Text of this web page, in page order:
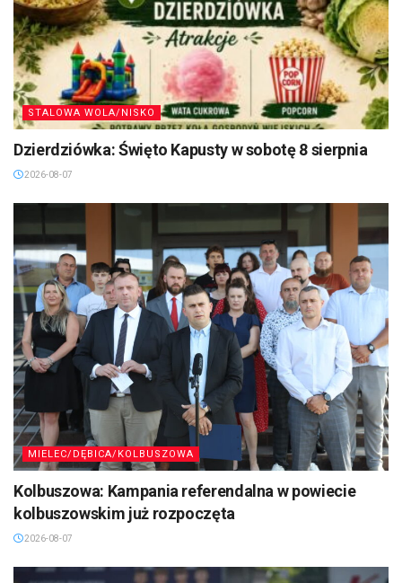
STALOWA WOLA/NISKO
Dzierdziówka: Święto Kapusty w sobotę 8 sierpnia
2026-08-07
MIELEC/DĘBICA/KOLBUSZOWA
Kolbuszowa: Kampania referendalna w powiecie
kolbuszowskim już rozpoczęta
2026-08-07